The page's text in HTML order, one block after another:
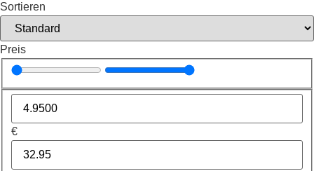
Sortieren
Preis
€